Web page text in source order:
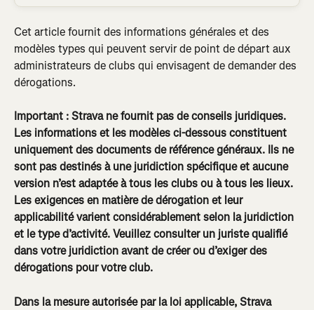
Cet article fournit des informations générales et des
modèles types qui peuvent servir de point de départ aux
administrateurs de clubs qui envisagent de demander des
dérogations.
Important : Strava ne fournit pas de conseils juridiques.
Les informations et les modèles ci-dessous constituent
uniquement des documents de référence généraux. Ils ne
sont pas destinés à une juridiction spécifique et aucune
version n’est adaptée à tous les clubs ou à tous les lieux.
Les exigences en matière de dérogation et leur
applicabilité varient considérablement selon la juridiction
et le type d’activité. Veuillez consulter un juriste qualifié
dans votre juridiction avant de créer ou d’exiger des
dérogations pour votre club.
Dans la mesure autorisée par la loi applicable, Strava